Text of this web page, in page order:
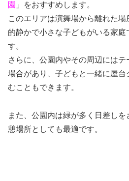
園 」をおすすめします。
このエリアは演舞場から離れた
的静かで小さな子どもがいる家庭
す。
さらに、公園内やその周辺には
場合があり、子どもと一緒に屋台
むこともできます。
また、公園内は緑が多く日差し
憩場所としても最適です。